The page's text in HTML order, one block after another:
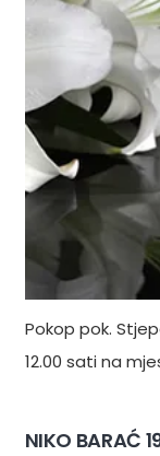
Pokop pok.
12.00 sati na
NIKO BARAĆ